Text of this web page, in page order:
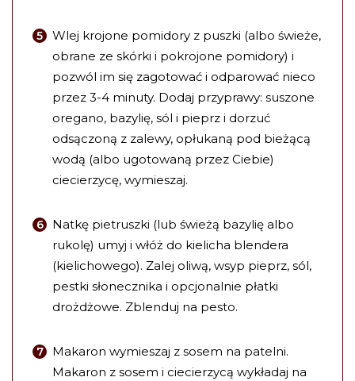
Wlej krojone pomidory z puszki (albo świeże,
obrane ze skórki i pokrojone pomidory) i
pozwól im się zagotować i odparować nieco
przez 3-4 minuty. Dodaj przyprawy: suszone
oregano, bazylię, sól i pieprz i dorzuć
odsączoną z zalewy, opłukaną pod bieżącą
wodą (albo ugotowaną przez Ciebie)
ciecierzycę, wymieszaj.
Natkę pietruszki (lub świeżą bazylię albo
rukolę) umyj i włóż do kielicha blendera
(kielichowego). Zalej oliwą, wsyp pieprz, sól,
pestki słonecznika i opcjonalnie płatki
drożdżowe. Zblenduj na pesto.
Makaron wymieszaj z sosem na patelni.
Makaron z sosem i ciecierzycą wykładaj na